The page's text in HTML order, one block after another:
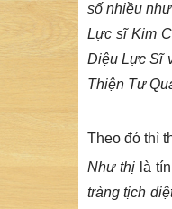
số nhiều
Lực sĩ Kim
Diệu Lực Sĩ
Thiện Tư
Theo đó thì
Như thị là
tràng tịch